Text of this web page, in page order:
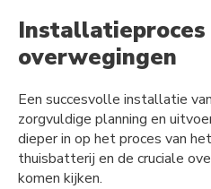
Installatieproces
overwegingen
Een succesvolle installatie
zorgvuldige planning en
dieper in op het proces van
thuisbatterij en de cruciale
komen kijken.